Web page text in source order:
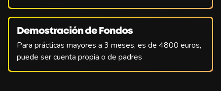
Demostración de Fondos
Para prácticas mayores a 3 meses, es de 4800 euros,
puede ser cuenta propia o de padres